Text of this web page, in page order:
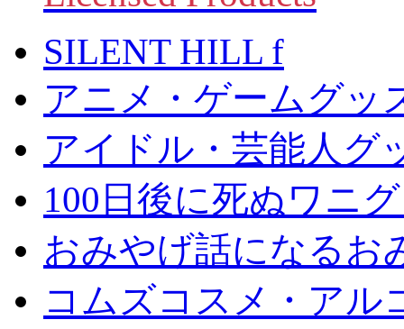
SILENT HILL f
アニメ・ゲームグッ
アイドル・芸能人グ
100日後に死ぬワニ
おみやげ話になるお
コムズコスメ・アル